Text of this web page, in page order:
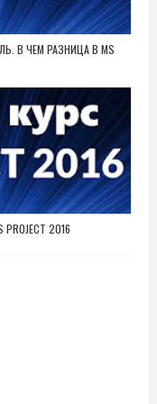
В ЧЕМ РАЗНИЦА В MS
2016